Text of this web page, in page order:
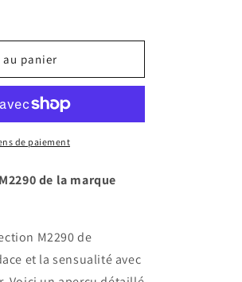
panier
de paiement
de la marque
M2290 de
et la sensualité avec